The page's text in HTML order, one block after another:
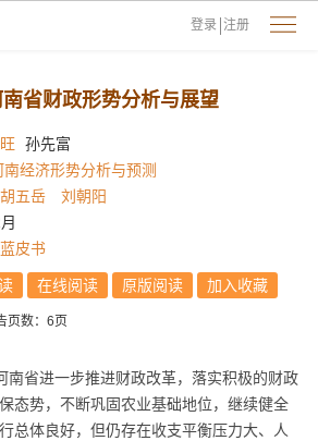
登录 注册
省财政形势分析与展望
孙先富
经济形势分析与预测
胡五岳
刘朝阳
皮书
在线阅读 原版阅读 加入收藏
页数：6页
南省进一步推进财政改革，落实积极的财政
态势，不断巩固农业基础地位，继续健全
总体良好，但仍存在收支平衡压力大、人